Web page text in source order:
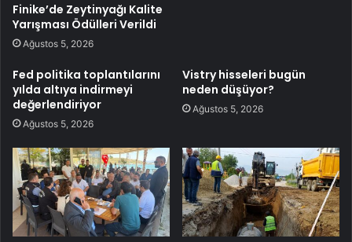
Finike’de Zeytinyağı Kalite
Yarışması Ödülleri Verildi
Ağustos 5, 2026
Fed politika toplantılarını
yılda altıya indirmeyi
değerlendiriyor
Ağustos 5, 2026
Vistry hisseleri bugün
neden düşüyor?
Ağustos 5, 2026